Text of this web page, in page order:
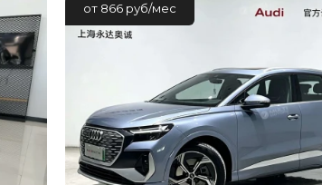
от 866 руб/мес